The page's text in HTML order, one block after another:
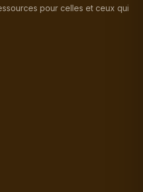
pour celles et ceux qui